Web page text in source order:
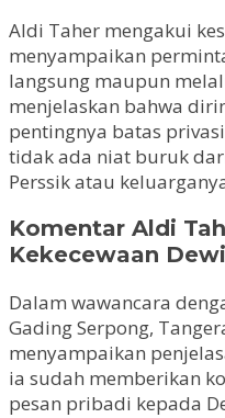
Aldi Taher mengakui
menyampaikan
langsung maupun
menjelaskan bahwa
pentingnya batas
tidak ada niat buruk
Perssik atau
Komentar Aldi
Kekecewaan
Dalam wawancara
Gading Serpong,
menyampaikan
ia sudah memberikan
pesan pribadi kepada